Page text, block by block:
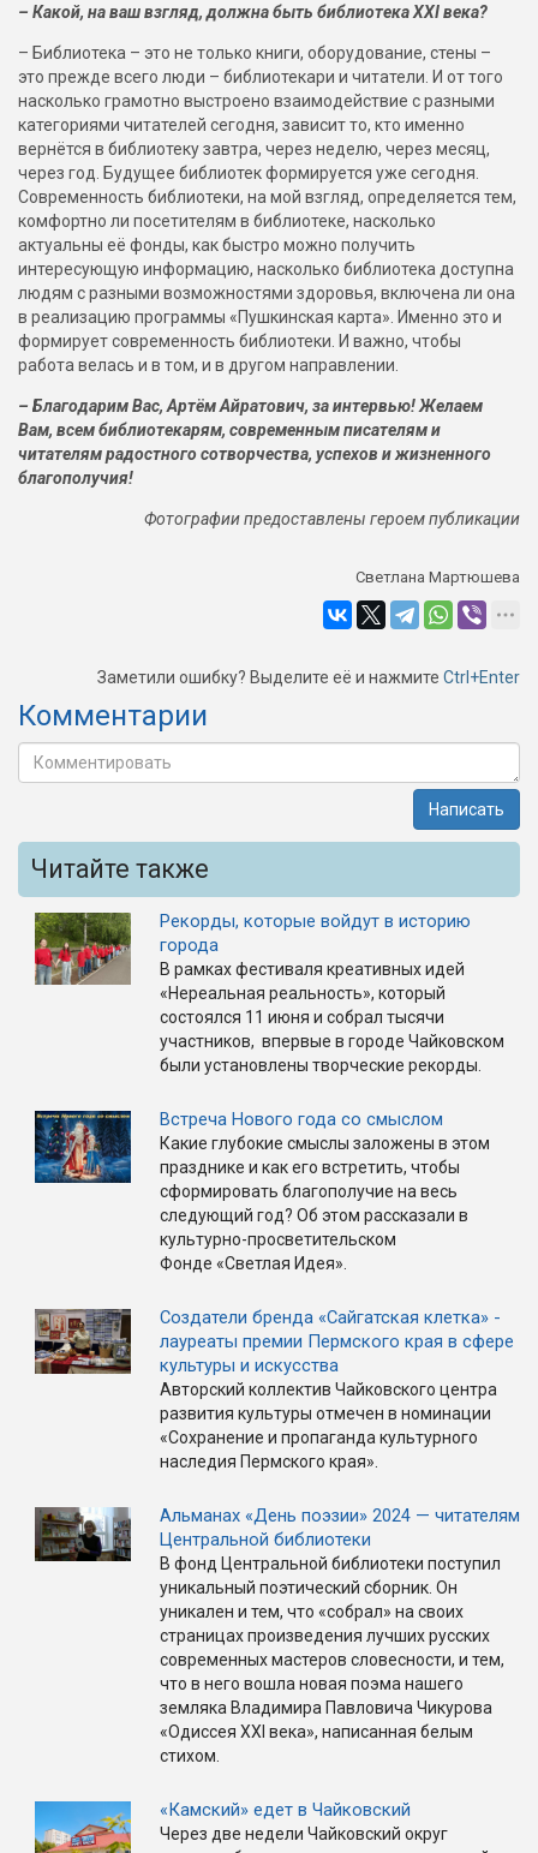
– Какой, на ваш взгляд, должна быть библиотека XXI века?
– Библиотека – это не только книги, оборудование, стены –
это прежде всего люди – библиотекари и читатели. И от того
насколько грамотно выстроено взаимодействие с разными
категориями читателей сегодня, зависит то, кто именно
вернётся в библиотеку завтра, через неделю, через месяц,
через год. Будущее библиотек формируется уже сегодня.
Современность библиотеки, на мой взгляд, определяется тем,
комфортно ли посетителям в библиотеке, насколько
актуальны её фонды, как быстро можно получить
интересующую информацию, насколько библиотека доступна
людям с разными возможностями здоровья, включена ли она
в реализацию программы «Пушкинская карта». Именно это и
формирует современность библиотеки. И важно, чтобы
работа велась и в том, и в другом направлении.
– Благодарим Вас, Артём Айратович, за интервью! Желаем
Вам, всем библиотекарям, современным писателям и
читателям радостного сотворчества, успехов и жизненного
благополучия!
Фотографии предоставлены героем публикации
Светлана Мартюшева
Заметили ошибку? Выделите её и нажмите Ctrl+Enter
Комментарии
Написать
Читайте также
Рекорды, которые войдут в историю
города
В рамках фестиваля креативных идей
«Нереальная реальность», который
состоялся 11 июня и собрал тысячи
участников, впервые в городе Чайковском
были установлены творческие рекорды.
Встреча Нового года со смыслом
Какие глубокие смыслы заложены в этом
празднике и как его встретить, чтобы
сформировать благополучие на весь
следующий год? Об этом рассказали в
культурно-просветительском
Фонде «Светлая Идея».
Создатели бренда «Сайгатская клетка» -
лауреаты премии Пермского края в сфере
культуры и искусства
Авторский коллектив Чайковского центра
развития культуры отмечен в номинации
«Сохранение и пропаганда культурного
наследия Пермского края».
Альманах «День поэзии» 2024 — читателям
Центральной библиотеки
В фонд Центральной библиотеки поступил
уникальный поэтический сборник. Он
уникален и тем, что «собрал» на своих
страницах произведения лучших русских
современных мастеров словесности, и тем,
что в него вошла новая поэма нашего
земляка Владимира Павловича Чикурова
«Одиссея XXI века», написанная белым
стихом.
«Камский» едет в Чайковский
Через две недели Чайковский округ